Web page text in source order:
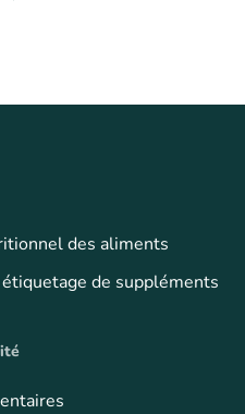
des aliments
de suppléments